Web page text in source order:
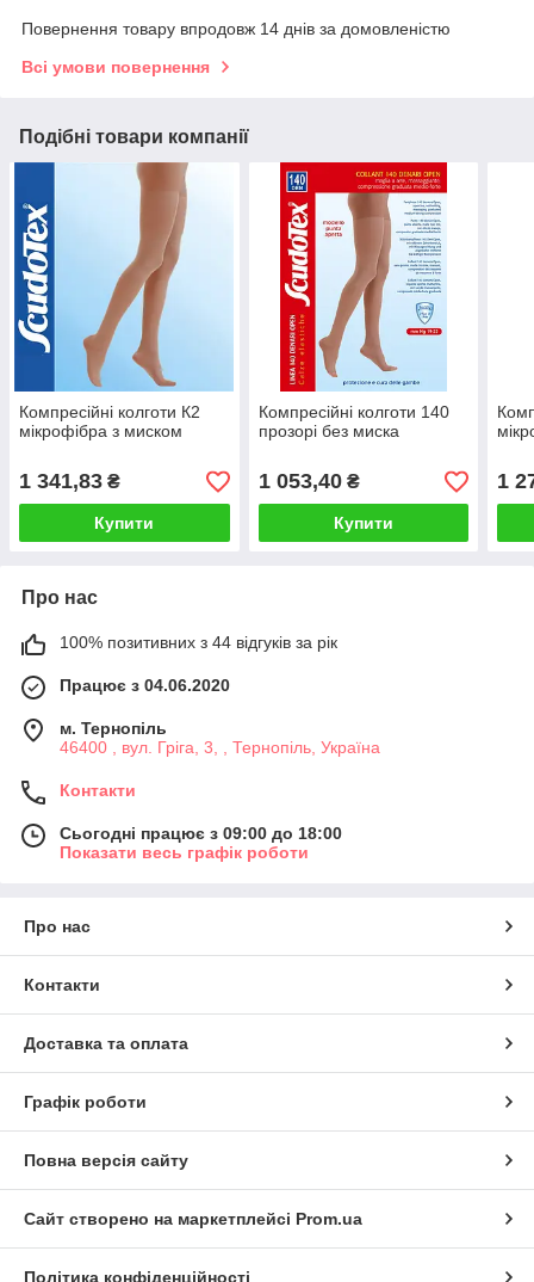
Повернення товару впродовж 14 днів за домовленістю
Всі умови повернення
Подібні товари компанії
Компресійні колготи К2
мікрофібра з миском
1 341,83 ₴
Купити
Компресійні колготи 140
прозорі без миска
1 053,40₴
Купити
1
Про нас
100% позитивних з 44 відгуків за рік
Працює з 04.06.2020
м. Тернопіль
46400 , вул. Гріга, 3, , Тернопіль, Україна
Контакти
Сьогодні працює з 09:00 до 18:00
Показати весь графік роботи
Про нас
Контакти
Доставка та оплата
Графік роботи
Повна версія сайту
Сайт створено на маркетплейсі Prom.ua
Політика конфіденційності